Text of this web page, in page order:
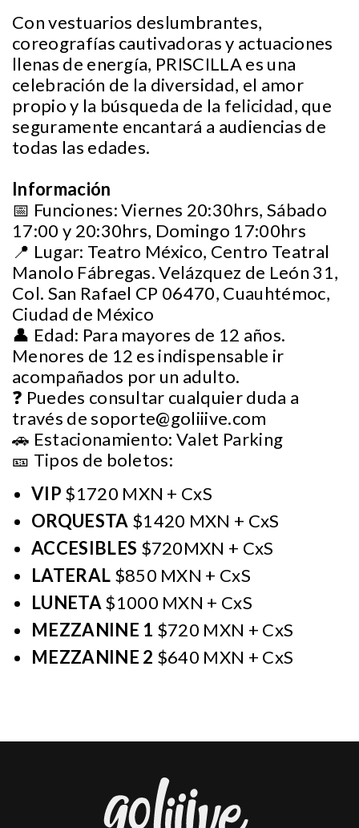
Con vestuarios deslumbrantes,
coreografías cautivadoras y actuaciones
llenas de energía, PRISCILLA es una
celebración de la diversidad, el amor
propio y la búsqueda de la felicidad, que
seguramente encantará a audiencias de
todas las edades.
Información
📅 Funciones: Viernes 20:30hrs, Sábado
17:00 y 20:30hrs, Domingo 17:00hrs
📍 Lugar: Teatro México, Centro Teatral
Manolo Fábregas. Velázquez de León 31,
Col. San Rafael CP 06470, Cuauhtémoc,
Ciudad de México
👤 Edad: Para mayores de 12 años.
Menores de 12 es indispensable ir
acompañados por un adulto.
❓ Puedes consultar cualquier duda a
través desoporte@goliiive.com
🚗 Estacionamiento: Valet Parking
🎫 Tipos de boletos:
VIP $1720 MXN + CxS
ORQUESTA $1420 MXN + CxS
ACCESIBLES $720MXN + CxS
LATERAL $850 MXN + CxS
LUNETA $1000 MXN + CxS
MEZZANINE 1 $720 MXN + CxS
MEZZANINE 2 $640 MXN + CxS